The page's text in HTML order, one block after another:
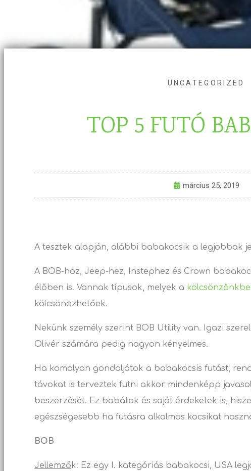
UNCATEGORIZED
TOP 5 FUTÓ
március 25, 2019
A tesztek alapján, alábbi babakocsik a legjobbak
A BOB-hoz, Jeep-hez, Instephez és Crown
élőben is. Vannak típusok, melyek a
kölcsönözhetőek.
Nekünk személy szerint BOB Utility van. Igazi
Olivér számára pedig nagyon kényelmes.
Ha komolyan gondoljátok a babakocsis futást,
távokat is terveztek futni akkor mindenképp
beszerzését. Ez babátok és saját érdeketek is,
egészségesebb ha futásra alkalmas kocsikat
BOB
Jellemző k: Ez egy I. kategóriás babakocsi, USA